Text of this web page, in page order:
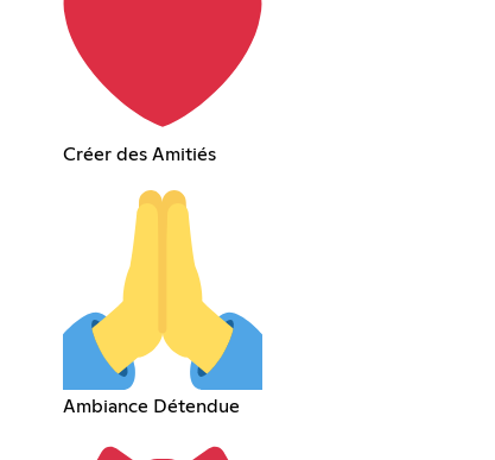
Créer des Amitiés
Ambiance Détendue